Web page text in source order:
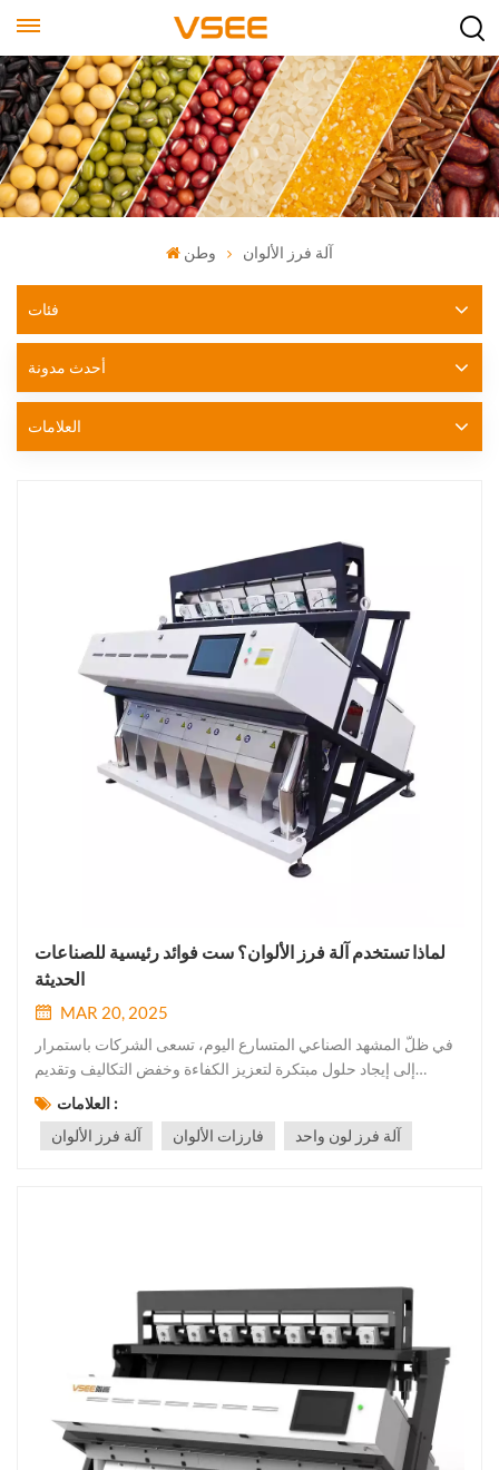
وطن آلة فرز الألوان
فئات
أحدث مدونة
العلامات
لماذا تستخدم آلة فرز الألوان؟ ست فوائد رئيسية للصناعات
الحديثة
MAR 20, 2025
في ظلّ المشهد الصناعي المتسارع اليوم، تسعى الشركات باستمرار
إلى إيجاد حلول مبتكرة لتعزيز الكفاءة وخفض التكاليف وتقديم
منتجات عالية الجودة. ومن التقنيات التي أحدثت ثورة في عمليات
الفرز عبر مختلف الصناعات: آلة فرز الألوانمن الزراعة إلى إعادة
العلامات :
آلة فرز الألوان
فارزات الألوان آلة فرز لون واحد